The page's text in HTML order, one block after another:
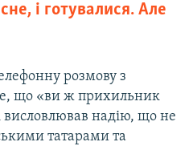
і готувалися. Але
розмову з
що «ви ж прихильник
висловлював надію, що не
татарами та